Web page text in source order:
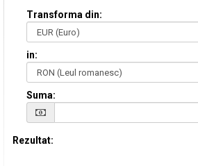
Transforma din:
in:
Suma:
Rezultat: